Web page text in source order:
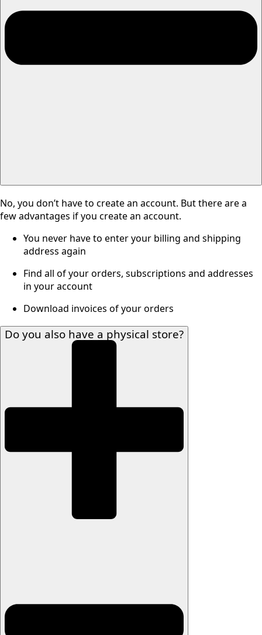
No, you don’t have to create an account. But there are a
few advantages if you create an account.
You never have to enter your billing and shipping
address again
Find all of your orders, subscriptions and addresses
in your account
Download invoices of your orders
Do you also have a physical store?